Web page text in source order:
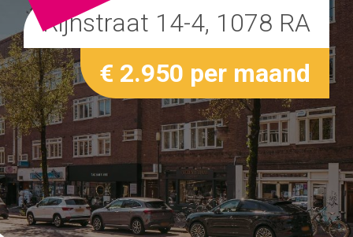
Rijnstraat 14-4, 1078 RA
€ 2.950 per maand